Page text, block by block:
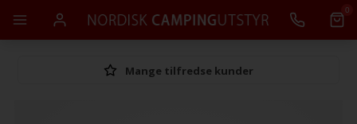
0
Mange tilfredse kunder